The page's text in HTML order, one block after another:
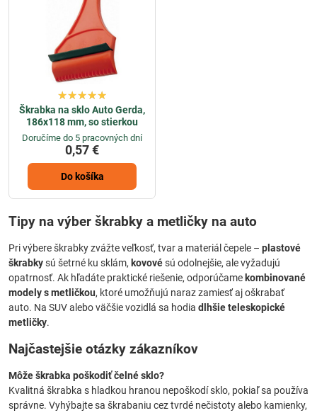
Škrabka na sklo Auto Gerda,
186x118 mm, so stierkou
Doručíme do 5 pracovných dní
0,57 €
Do košíka
Tipy na výber škrabky a metličky na auto
Pri výbere škrabky zvážte veľkosť, tvar a materiál čepele – plastové
škrabkysú šetrné ku sklám, kovovésú odolnejšie, ale vyžadujú
opatrnosť. Ak hľadáte praktické riešenie, odporúčame kombinované
modely s metličkou, ktoré umožňujú naraz zamiesť aj oškrabať
auto. Na SUV alebo väčšie vozidlá sa hodia dlhšie teleskopické
metličky.
Najčastejšie otázky zákazníkov
Môže škrabka poškodiť čelné sklo?
Kvalitná škrabka s hladkou hranou nepoškodí sklo, pokiaľ sa používa
správne. Vyhýbajte sa škrabaniu cez tvrdé nečistoty alebo kamienky,